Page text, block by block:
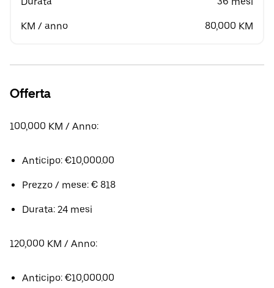
KM / anno 80,000 KM
Offerta
100,000 KM / Anno:
Anticipo: €10,000.00
Prezzo / mese: € 818
Durata: 24 mesi
120,000 KM / Anno:
Anticipo: €10,000.00